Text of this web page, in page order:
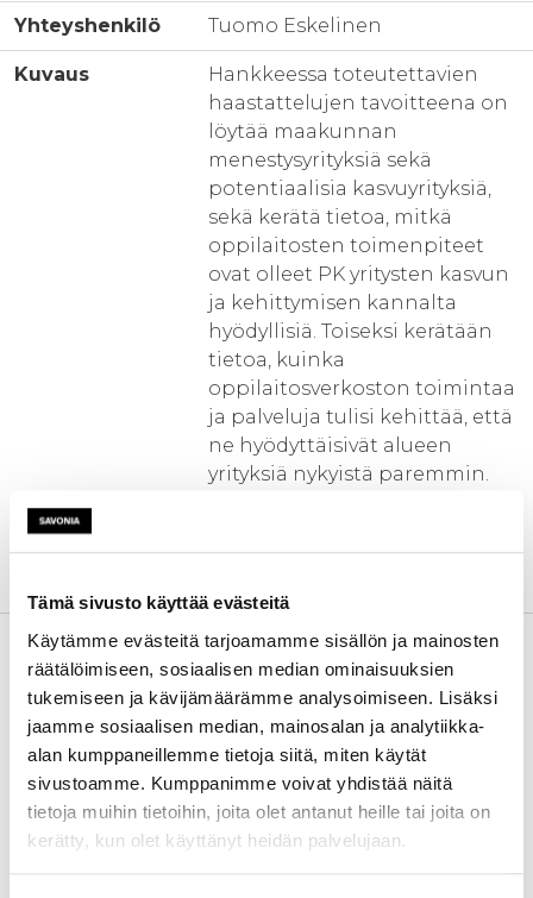
Tämä sivusto käyttää evästeitä
Käytämme evästeitä tarjoamamme sisällön ja mainosten
räätälöimiseen, sosiaalisen median ominaisuuksien
tukemiseen ja kävijämäärämme analysoimiseen. Lisäksi
jaamme sosiaalisen median, mainosalan ja analytiikka-
alan kumppaneillemme tietoja siitä, miten käytät
sivustoamme. Kumppanimme voivat yhdistää näitä
tietoja muihin tietoihin, joita olet antanut heille tai joita on
kerätty, kun olet käyttänyt heidän palvelujaan.
Yhteyshenkilö Tuomo Eskelinen
Kuvaus
Hankkeessa toteutettavien
haastattelujen tavoitteena on
löytää maakunnan
menestysyrityksiä sekä
potentiaalisia kasvuyrityksiä,
sekä kerätä tietoa, mitkä
oppilaitosten toimenpiteet
ovat olleet PK yritysten kasvun
ja kehittymisen kannalta
hyödyllisiä. Toiseksi kerätään
tietoa, kuinka
oppilaitosverkoston toimintaa
ja palveluja tulisi kehittää, että
ne hyödyttäisivät alueen
yrityksiä nykyistä paremmin.
toteuttaa, että niistä saadaan
Kehittämistarve
Erilaisia toimintatapoja on
kehitetty
innovaatiotoimintaan, osa
hyviä, osa huonoja. Ilman, että
toteutettujen hankkeiden
onnistumiset kootaan yhteen,
hankekauden tulokset jäävät
hyödyntämättä. Yhteen